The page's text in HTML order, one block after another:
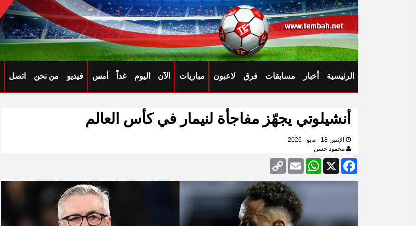
الرئيسية أخبار مسابقات فرق لاعبون مباريات الآن اليوم غداً أمس فيديو من نحن اتصل
أنشيلوتي يجهّز مفاجأة لنيمار في كأس العالم
الإثنين 18 - مايو - 2026
محمود حسن
Facebook
X
WhatsApp
Email
Copy
Link